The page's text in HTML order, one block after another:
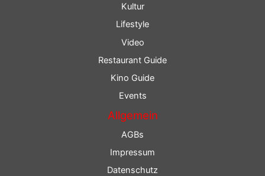
Kultur
Lifestyle
Video
Restaurant Guide
Kino Guide
Events
Allgemein
AGBs
Impressum
Datenschutz